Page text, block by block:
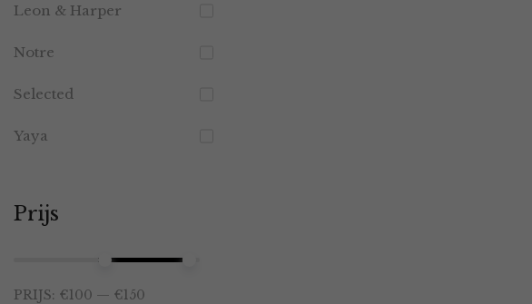
Leon & Harper
Notre
Selected
Yaya
Prijs
PRIJS: €100 — €150